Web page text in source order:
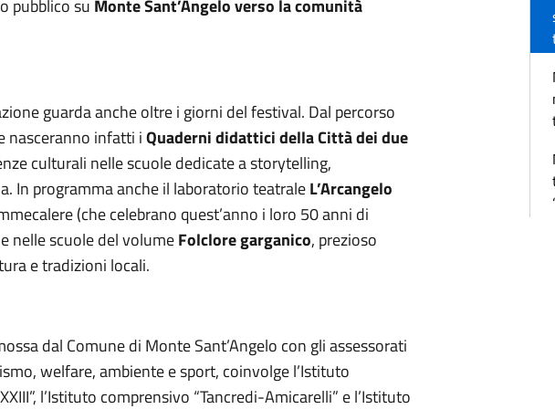
pubblico su Monte Sant’Angelo verso la comunità
guarda anche oltre i giorni del festival. Dal percorso
nasceranno infatti iQuaderni didattici della Città dei due
culturali nelle scuole dedicate a storytelling,
In programma anche il laboratorio teatraleL’Arcangelo
(che celebrano quest’anno i loro 50 anni di
nelle scuole del volumeFolclore garganico, prezioso
e tradizioni locali.
dal Comune di Monte Sant’Angelo con gli assessorati
welfare, ambiente e sport, coinvolge l’Istituto
l’Istituto comprensivo “Tancredi-Amicarelli” e l’Istituto